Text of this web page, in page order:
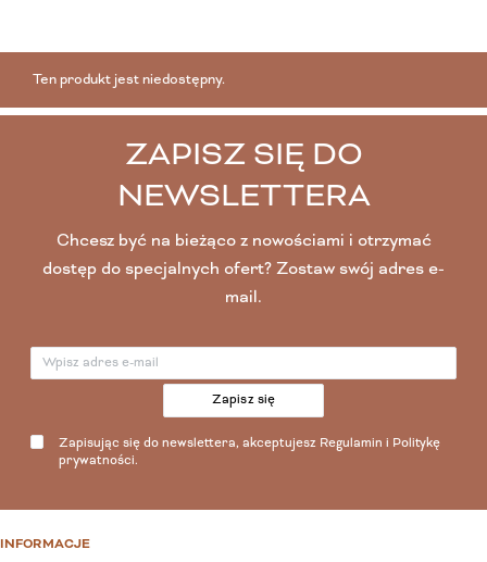
Ten produkt jest niedostępny.
ZAPISZ SIĘ DO
NEWSLETTERA
Chcesz być na bieżąco z nowościami i otrzymać
dostęp do specjalnych ofert? Zostaw swój adres e-
mail.
Zapisz się
Zapisując się do newslettera, akceptujesz Regulamin i Politykę
prywatności.
INFORMACJE